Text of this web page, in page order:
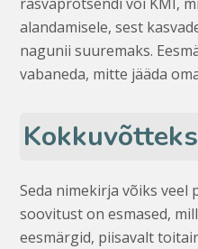
alandamisele, sest
nagunii suuremaks.
vabaneda, mitte jääda
Kokkuvõtteks
Seda nimekirja võiks veel
soovitust on esmased,
eesmärgid, piisavalt